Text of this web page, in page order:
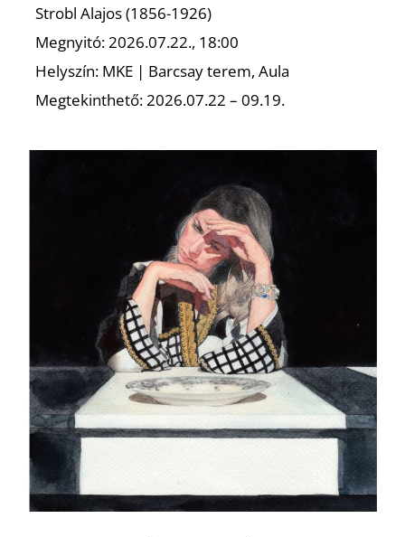
Strobl Alajos (1856-1926)
Megnyitó: 2026.07.22., 18:00
Helyszín: MKE | Barcsay terem, Aula
Megtekinthető: 2026.07.22 – 09.19.